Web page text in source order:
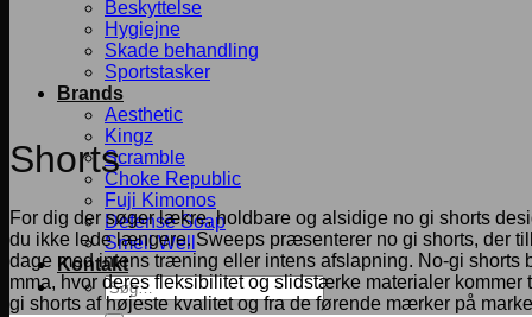
Beskyttelse
Hygiejne
Skade behandling
Sportstasker
Brands
Aesthetic
Kingz
Scramble
Choke Republic
Fuji Kimonos
Defense Soap
Smell Well
Kontakt
Søg
efter:
Shorts
For dig der søger lækre, holdbare og alsidige no gi shorts
du ikke lede længere. Sweeps præsenterer no gi shorts, der
dage med intens træning eller intens afslapning. No-gi
mma, hvor deres fleksibilitet og slidstærke materialer
gi shorts af højeste kvalitet og fra de førende mærker på